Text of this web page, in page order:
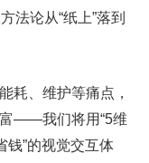
法论从“纸上”落到
耗、维护等痛点，
——我们将用“5维
钱”的视觉交互体